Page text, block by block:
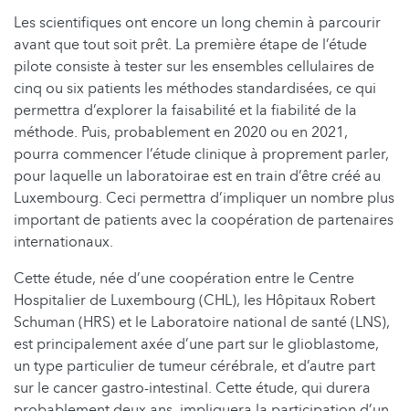
Les scientifiques ont encore un long chemin à parcourir
avant que tout soit prêt. La première étape de l’étude
pilote consiste à tester sur les ensembles cellulaires de
cinq ou six patients les méthodes standardisées, ce qui
permettra d’explorer la faisabilité et la fiabilité de la
méthode. Puis, probablement en 2020 ou en 2021,
pourra commencer l’étude clinique à proprement parler,
pour laquelle un laboratoirae est en train d’être créé au
Luxembourg. Ceci permettra d’impliquer un nombre plus
important de patients avec la coopération de partenaires
internationaux.
Cette étude, née d’une coopération entre le Centre
Hospitalier de Luxembourg (CHL), les Hôpitaux Robert
Schuman (HRS) et le Laboratoire national de santé (LNS),
est principalement axée d’une part sur le glioblastome,
un type particulier de tumeur cérébrale, et d’autre part
sur le cancer gastro-intestinal. Cette étude, qui durera